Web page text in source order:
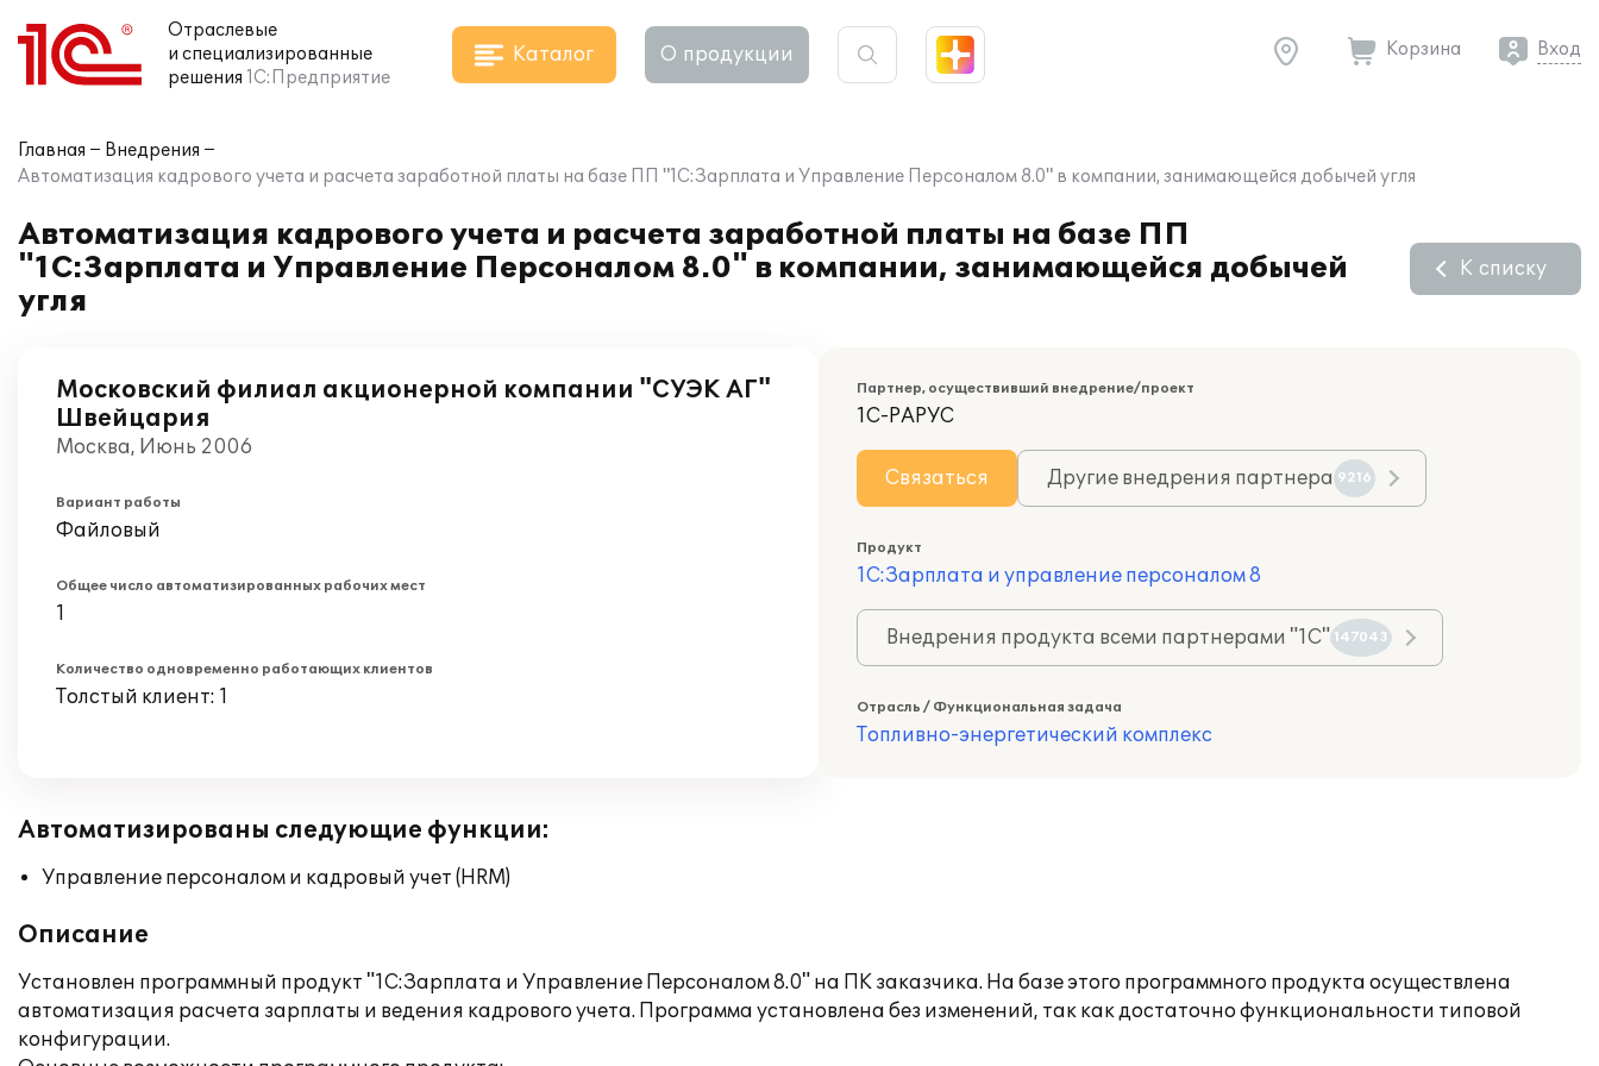
Отраслевые
и специализированные
решения 1С:Предприятие
Каталог О продукции Корзина Вход
Главная
Внедрения
Автоматизация кадрового учета и расчета заработной платы на базе ПП "1С:Зарплата и Управление Персоналом 8.0" в компании, занимающейся добычей угля
Автоматизация кадрового учета и расчета заработной платы на базе ПП
"1С:Зарплата и Управление Персоналом 8.0" в компании, занимающейся добычей
угля
К списку
Московский филиал акционерной компании "СУЭК АГ"
Швейцария
Москва, Июнь 2006
Вариант работы
Файловый
Общее число автоматизированных рабочих мест
1
Количество одновременно работающих клиентов
Толстый клиент: 1
Партнер, осуществивший внедрение/проект
1С-РАРУС
Связаться Другие внедрения партнера 9216
Продукт
1С:Зарплата и управление персоналом 8
Внедрения продукта всеми партнерами "1С" 147043
Отрасль / Функциональная задача
Топливно-энергетический комплекс
Автоматизированы следующие функции:
Управление персоналом и кадровый учет (HRM)
Описание
Установлен программный продукт "1С:Зарплата и Управление Персоналом 8.0" на ПК заказчика. На базе этого программного продукта осуществлена
автоматизация расчета зарплаты и ведения кадрового учета. Программа установлена без изменений, так как достаточно функциональности типовой
конфигурации.